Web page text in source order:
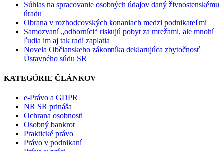
Súhlas na spracovanie osobných údajov daný živnostenskému
úradu
Obrana v rozhodcovských konaniach medzi podnikateľmi
Samozvaní „odborníci“ riskujú pobyt za mrežami, ale mnohí
ľudia im aj tak radi zaplatia
Novela Občianskeho zákonníka deklarujúca zbytočnosť
Ústavného súdu SR
KATEGÓRIE ČLÁNKOV
e-Právo a GDPR
NR SR prináša
Ochrana osobnosti
Osobný bankrot
Praktické právo
Právo v podnikaní